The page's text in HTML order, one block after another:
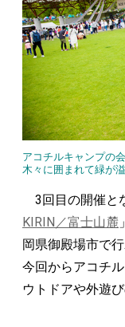
アコチルキャンプの
木々に囲まれて緑が溢
3回目の開催と
KIRIN／富士山麓
岡県御殿場市で
今回からアコチ
ウトドアや外遊